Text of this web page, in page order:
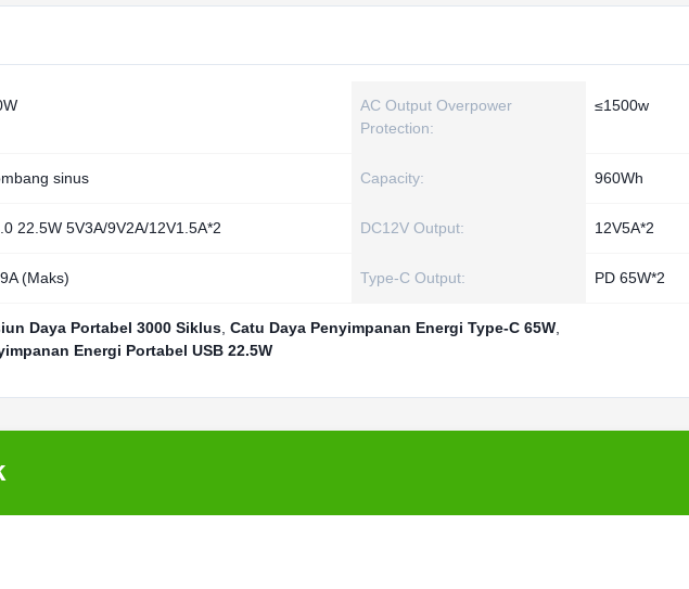
AC Output Overpower
Protection:
≤1500w
sinus Capacity: 960Wh
22.5W 5V3A/9V2A/12V1.5A*2 DC12V Output: 12V5A*2
(Maks) Type-C Output: PD 65W*2
Daya Portabel 3000 Siklus Catu Daya Penyimpanan Energi Type-C 65W
Energi Portabel USB 22.5W